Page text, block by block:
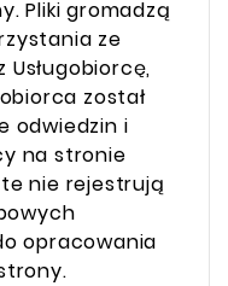
Pliki gromadzą
ze
został
odwiedzin i
na stronie
nie rejestrują
opracowania